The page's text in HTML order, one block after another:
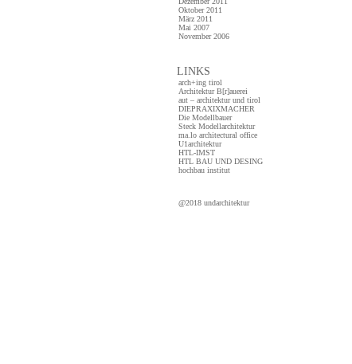
Oktober 2011
März 2011
Mai 2007
November 2006
LINKS
arch+ing tirol
Architektur B[r]auerei
aut – architektur und tirol
DIEPRAXIXMACHER
Die Modellbauer
Steck Modellarchitektur
ma.lo architectural office
U1architektur
HTL-IMST
HTL BAU UND DESING
hochbau institut
@2018 undarchitektur